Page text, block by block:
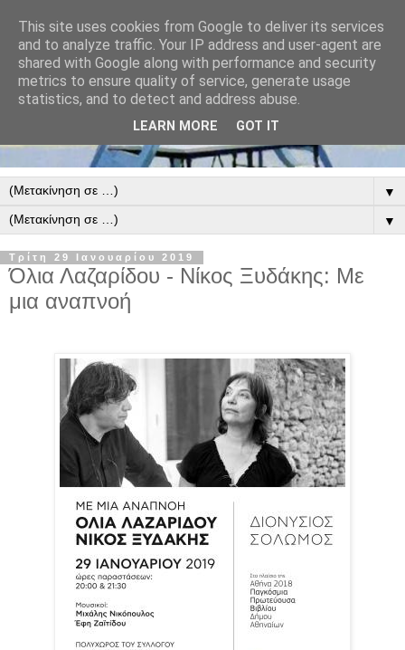
▼
▼
Τρίτη 29 Ιανουαρίου 2019
Όλια Λαζαρίδου - Νίκος Ξυδάκης: Με
μια αναπνοή
This site uses cookies from Google to deliver its services
and to analyze traffic. Your IP address and user-agent are
shared with Google along with performance and security
metrics to ensure quality of service, generate usage
statistics, and to detect and address abuse.
LEARN MORE GOT IT